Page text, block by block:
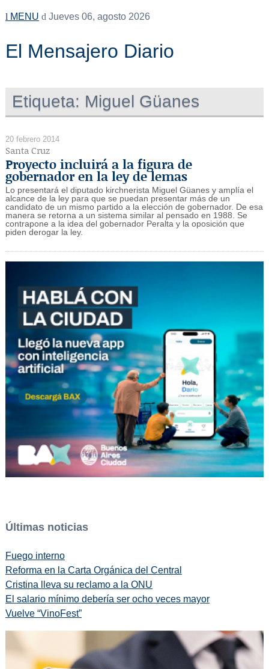
MENU Jueves 06, agosto 2026
El Mensajero Diario
Etiqueta: Miguel Güanes
20 febrero 2014
Santa Cruz
Proyecto incluirá a la figura de
gobernador en la ley de lemas
Lo presentará el diputado kirchnerista Miguel Güanes y amplía el
alcance de la ley para que se puedan presentar más de un
candidato de un mismo partido a la elección de gobernador. De esa
manera se retorna a un sistema similar al pensado en 1988. Se
contrapone a la idea del gobernador Peralta y la oposición que
piden derogar la ley.
Últimas noticias
Fuego interno
Reforma en la Carta Orgánica del Central
Cristina lleva su reclamo a la ONU
El salario mínimo debería ser ocho veces mayor
Vuelve “VinoFest”